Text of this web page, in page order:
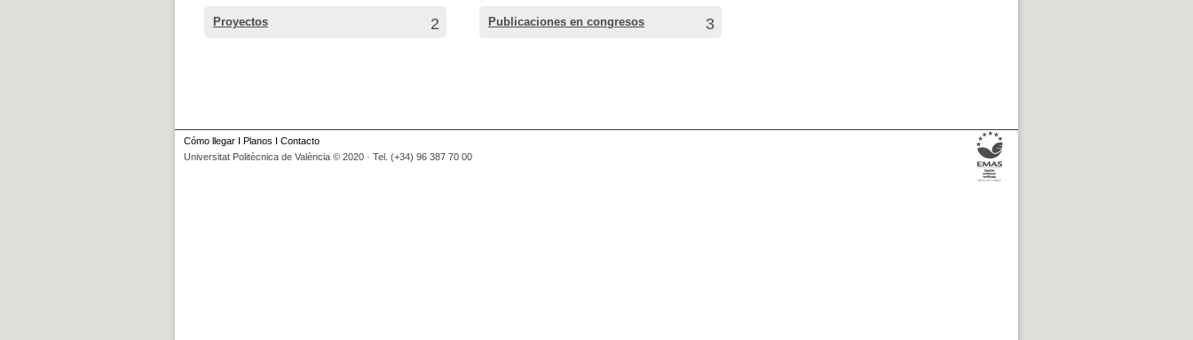
Proyectos 2 Publicaciones en congresos 3
Cómo llegar I Planos I Contacto
Universitat Politècnica de València © 2020 · Tel. (+34) 96 387 70 00